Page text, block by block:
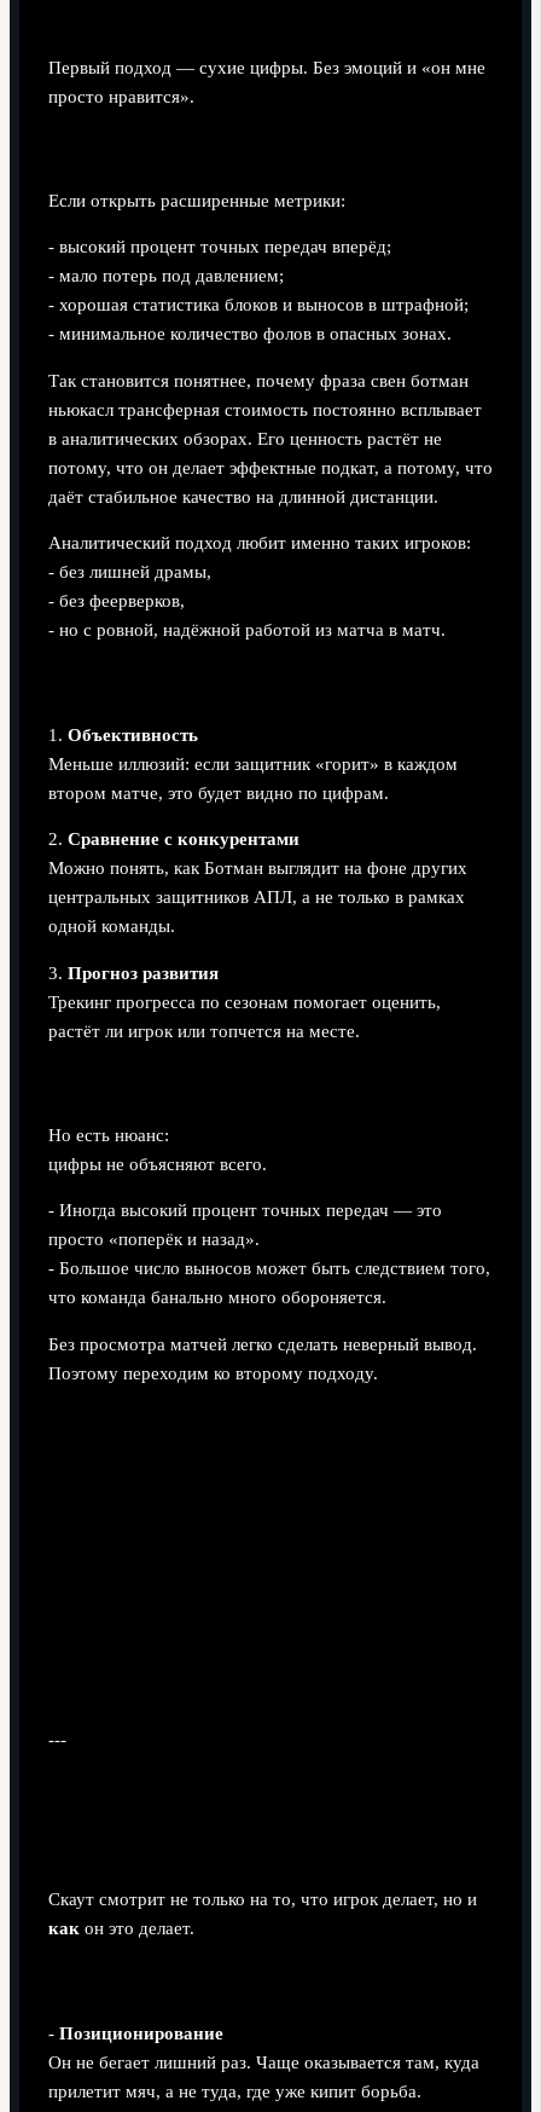
Первый подход — сухие цифры. Без эмоций и «он мне
просто нравится».
Если открыть расширенные метрики:
- высокий процент точных передач вперёд;
- мало потерь под давлением;
- хорошая статистика блоков и выносов в штрафной;
- минимальное количество фолов в опасных зонах.
Так становится понятнее, почему фраза свен ботман
ньюкасл трансферная стоимость постоянно всплывает
в аналитических обзорах. Его ценность растёт не
потому, что он делает эффектные подкат, а потому, что
даёт стабильное качество на длинной дистанции.
Аналитический подход любит именно таких игроков:
- без лишней драмы,
- без феерверков,
- но с ровной, надёжной работой из матча в матч.
1. Объективность
Меньше иллюзий: если защитник «горит» в каждом
втором матче, это будет видно по цифрам.
2. Сравнение с конкурентами
Можно понять, как Ботман выглядит на фоне других
центральных защитников АПЛ, а не только в рамках
одной команды.
3. Прогноз развития
Трекинг прогресса по сезонам помогает оценить,
растёт ли игрок или топчется на месте.
Но есть нюанс:
цифры не объясняют всего.
- Иногда высокий процент точных передач — это
просто «поперёк и назад».
- Большое число выносов может быть следствием того,
что команда банально много обороняется.
Без просмотра матчей легко сделать неверный вывод.
Поэтому переходим ко второму подходу.
---
Скаут смотрит не только на то, что игрок делает, но и
какон это делает.
- Позиционирование
Он не бегает лишний раз. Чаще оказывается там, куда
прилетит мяч, а не туда, где уже кипит борьба.